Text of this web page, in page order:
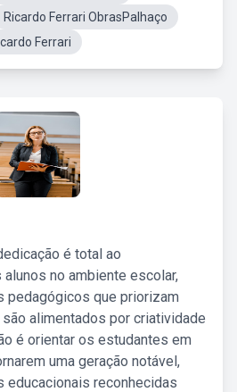
Ricardo Ferrari ObrasPalhaço
Ferrari
é total ao
no ambiente escolar,
pedagógicos que priorizam
alimentados por criatividade
é orientar os estudantes em
uma geração notável,
educacionais reconhecidas